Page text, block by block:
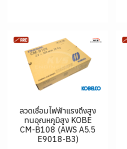
ลวดเชื่อมไฟฟ้าแรงดึงสูง
ทนอุณหภูมิสูง KOBE
CM-B108 (AWS A5.5
E9018-B3)